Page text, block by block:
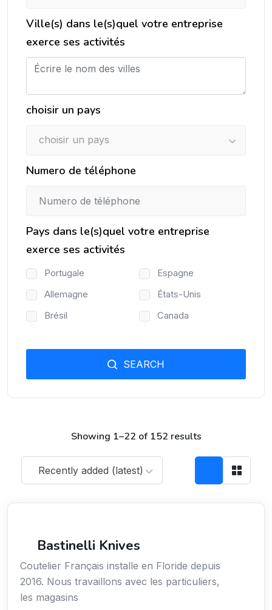
Showing 1–22 of 152 results
Recently added (latest)
Bastinelli Knives
Coutelier Français installe en Floride depuis
2016. Nous travaillons avec les particuliers,
les magasins
Ville(s) dans le(s)quel votre entreprise
exerce ses activités
choisir un pays
choisir un pays
Numero de téléphone
Pays dans le(s)quel votre entreprise
exerce ses activités
Portugale
Espagne
Allemagne
États-Unis
Brésil
Canada
SEARCH